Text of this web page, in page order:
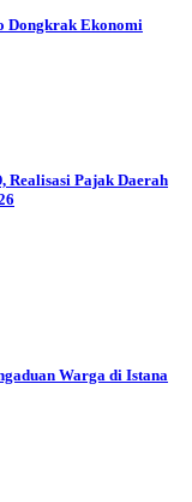
Dongkrak Ekonomi
Realisasi Pajak Daerah
Warga di Istana